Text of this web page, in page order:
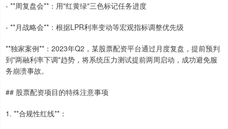
- **周复盘会**：用"红黄绿"三色标记任务进度
- **月战略会**：根据LPR利率变动等宏观指标调整优先级
**独家案例**：2023年Q2，某股票配资平台通过月度复盘，提前预判
到"两融利率下调"趋势，将系统压力测试提前两周启动，成功避免服
务崩溃事故。
## 股票配资项目的特殊注意事项
1. **合规性红线**：